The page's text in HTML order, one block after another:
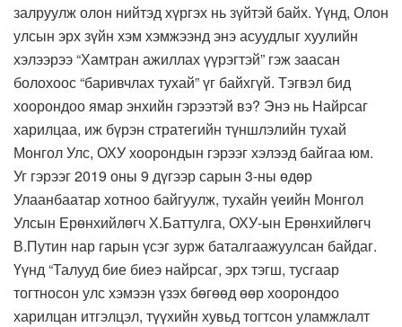
залруулж олон нийтэд хүргэх нь зүйтэй байх. Үүнд, Олон
улсын эрх зүйн хэм хэмжээнд энэ асуудлыг хуулийн
хэлээрээ “Хамтран ажиллах үүрэгтэй” гэж заасан
болохоос “баривчлах тухай” үг байхгүй. Тэгвэл бид
хоорондоо ямар энхийн гэрээтэй вэ? Энэ нь Найрсаг
харилцаа, иж бүрэн стратегийн түншлэлийн тухай
Монгол Улс, ОХУ хоорондын гэрээг хэлээд байгаа юм.
Уг гэрээг 2019 оны 9 дүгээр сарын 3-ны өдөр
Улаанбаатар хотноо байгуулж, тухайн үеийн Монгол
Улсын Ерөнхийлөгч Х.Баттулга, ОХУ-ын Ерөнхийлөгч
В.Путин нар гарын үсэг зурж баталгаажуулсан байдаг.
Үүнд “Талууд бие биеэ найрсаг, эрх тэгш, тусгаар
тогтносон улс хэмээн үзэх бөгөөд өөр хоорондоо
харилцан итгэлцэл, түүхийн хувьд тогтсон уламжлалт